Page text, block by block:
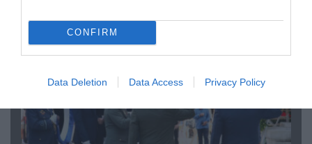
CONFIRM
Data Deletion Data Access Privacy Policy